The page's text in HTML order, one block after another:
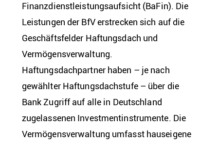
Finanzdienstleistungsaufsicht (BaFin). Die
Leistungen der BfV erstrecken sich auf die
Geschäftsfelder Haftungsdach und
Vermögensverwaltung.
Haftungsdachpartner haben – je nach
gewählter Haftungsdachstufe – über die
Bank Zugriff auf alle in Deutschland
zugelassenen Investmentinstrumente. Die
Vermögensverwaltung umfasst hauseigene